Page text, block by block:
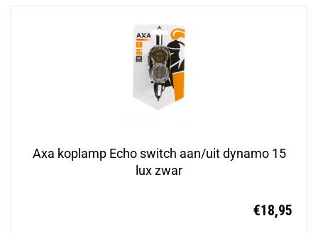
Axa koplamp Echo switch aan/uit dynamo 15
lux zwar
€18,95